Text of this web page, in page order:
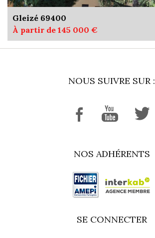
Gleizé 69400
À partir de 145 000 €
NOUS SUIVRE SUR :
NOS ADHÉRENTS
SE CONNECTER